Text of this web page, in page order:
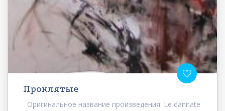
Проклятые
Оригинальное название произведения: Le dannate